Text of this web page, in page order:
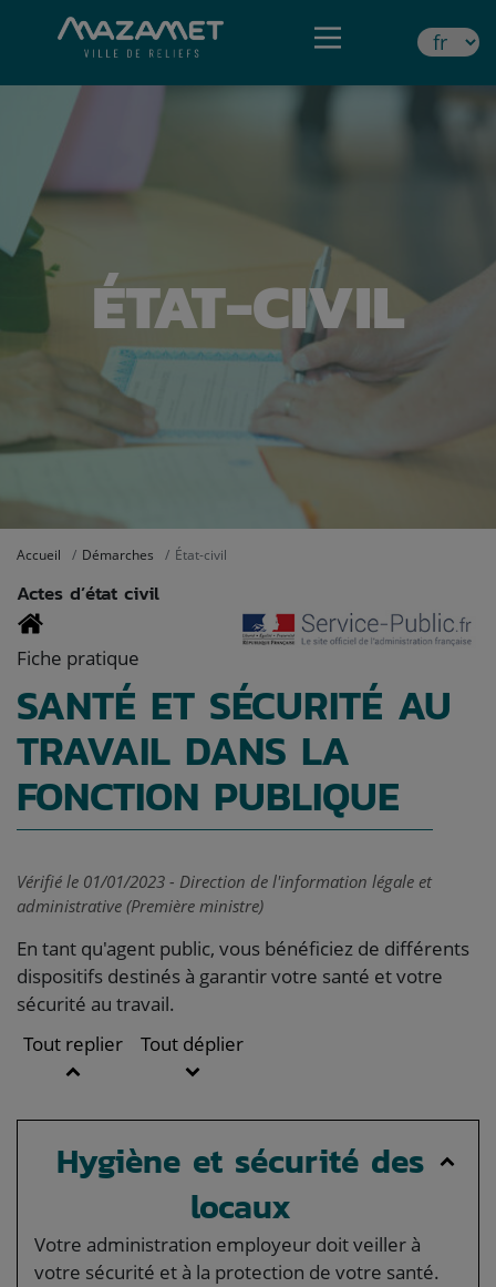
ÉTAT-CIVIL
Accueil Démarches État-civil
Actes d’état civil
Fiche pratique
SANTÉ ET SÉCURITÉ AU
TRAVAIL DANS LA
FONCTION PUBLIQUE
Vérifié le 01/01/2023 - Direction de l'information légale et
administrative (Première ministre)
En tant qu'agent public, vous bénéficiez de différents
dispositifs destinés à garantir votre santé et votre
sécurité au travail.
Tout replier
Tout déplier
Hygiène et sécurité des
locaux
Votre administration employeur doit veiller à
votre sécurité et à la protection de votre santé.